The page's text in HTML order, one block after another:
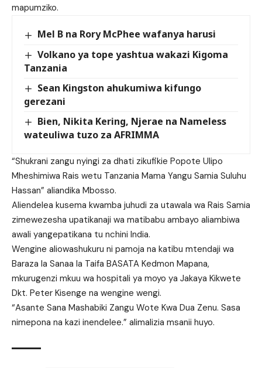
mapumziko.
Mel B na Rory McPhee wafanya harusi
Volkano ya tope yashtua wakazi Kigoma
Tanzania
Sean Kingston ahukumiwa kifungo
gerezani
Bien, Nikita Kering, Njerae na Nameless
wateuliwa tuzo za AFRIMMA
“Shukrani zangu nyingi za dhati zikufikie Popote Ulipo
Mheshimiwa Rais wetu Tanzania Mama Yangu Samia Suluhu
Hassan” aliandika Mbosso.
Aliendelea kusema kwamba juhudi za utawala wa Rais Samia
zimewezesha upatikanaji wa matibabu ambayo aliambiwa
awali yangepatikana tu nchini India.
Wengine aliowashukuru ni pamoja na katibu mtendaji wa
Baraza la Sanaa la Taifa BASATA Kedmon Mapana,
mkurugenzi mkuu wa hospitali ya moyo ya Jakaya Kikwete
Dkt. Peter Kisenge na wengine wengi.
“Asante Sana Mashabiki Zangu Wote Kwa Dua Zenu. Sasa
nimepona na kazi inendelee.” alimalizia msanii huyo.